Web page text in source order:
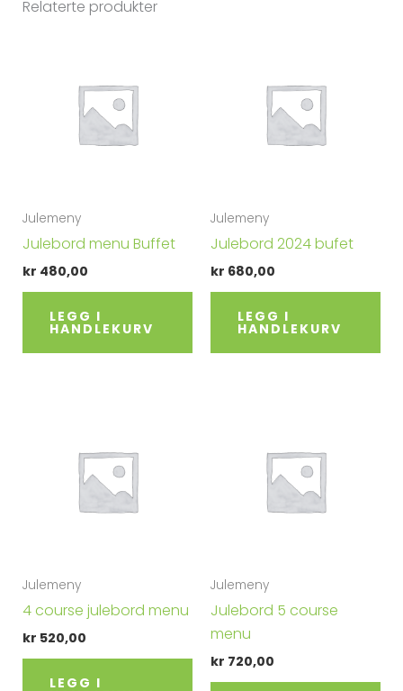
r
Relaterte produkter
Julemeny
Julebord menu Buffet
kr 480,00
LEGG I
HANDLEKURV
Julemeny
Julebord 2024 bufet
kr 680,00
LEGG I
HANDLEKURV
Julemeny
4 course julebord menu
kr 520,00
LEGG I
Julemeny
Julebord 5 course
menu
kr 720,00